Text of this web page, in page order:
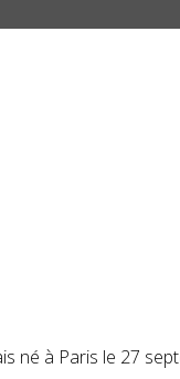
né à Paris le 27